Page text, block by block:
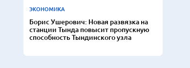
ЭКОНОМИКА
Борис Ушерович: Новая развязка на
станции Тында повысит пропускную
способность Тындинского узла